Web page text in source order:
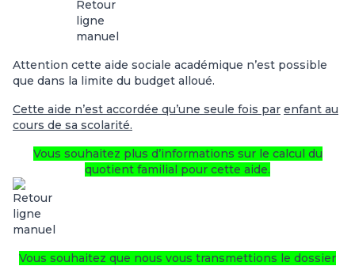
Attention cette aide sociale académique n’est possible
que dans la limite du budget alloué.
Cette aide n’est accordée qu’une seule fois par enfant au
cours de sa scolarité.
Vous souhaitez plus d’informations sur le calcul du
quotient familial pour cette aide.
Vous souhaitez que nous vous transmettions le dossier